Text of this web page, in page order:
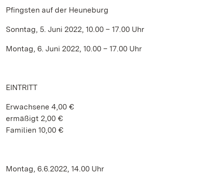
Pfingsten auf der Heuneburg
Sonntag, 5. Juni 2022, 10.00 – 17.00 Uhr
Montag, 6. Juni 2022, 10.00 – 17.00 Uhr
EINTRITT
Erwachsene 4,00 €
ermäßigt 2,00 €
Familien 10,00 €
Montag, 6.6.2022, 14.00 Uhr